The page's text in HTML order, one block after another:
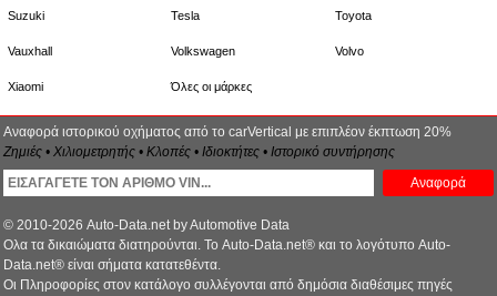
Suzuki Tesla Toyota
Vauxhall Volkswagen Volvo
Xiaomi Όλες οι μάρκες
Αναφορά ιστορικού οχήματος από το carVertical με επιπλέον έκπτωση 20%
Ζημιές • Χιλιομετρητής • Κλοπές • Ιδιοκτήτες • Ιστορικό συντήρησης
Αναφορά
© 2010-2026 Auto-Data.net by Automotive Data
Ολα τα δικαιώματα διατηρούνται. Το Auto-Data.net® και το λογότυπο Auto-
Data.net® είναι σήματα κατατεθέντα.
Οι Πληροφορίες στον κατάλογο συλλέγονται από δημόσια διαθέσιμες πηγές